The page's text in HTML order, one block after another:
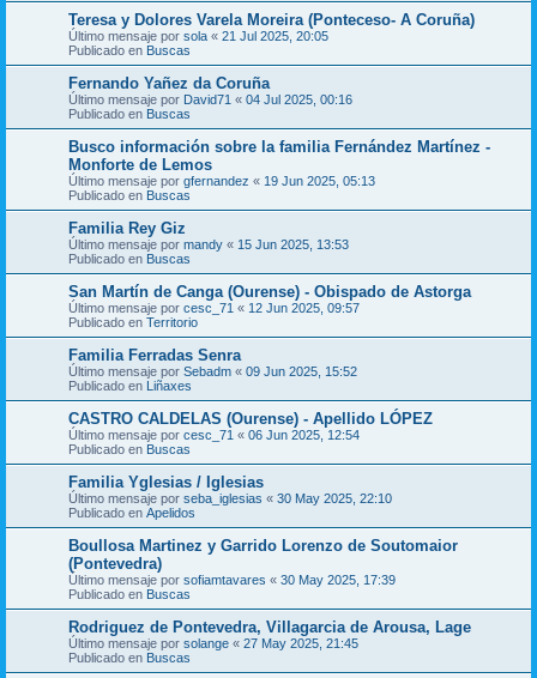
Teresa y Dolores Varela Moreira (Ponteceso- A Coruña)
Último mensaje por sola « 21 Jul 2025, 20:05
Publicado en Buscas
Fernando Yañez da Coruña
Último mensaje por David71 « 04 Jul 2025, 00:16
Publicado en Buscas
Busco información sobre la familia Fernández Martínez -
Monforte de Lemos
Último mensaje por gfernandez « 19 Jun 2025, 05:13
Publicado en Buscas
Familia Rey Giz
Último mensaje por mandy « 15 Jun 2025, 13:53
Publicado en Buscas
San Martín de Canga (Ourense) - Obispado de Astorga
Último mensaje por cesc_71 « 12 Jun 2025, 09:57
Publicado en Territorio
Familia Ferradas Senra
Último mensaje por Sebadm « 09 Jun 2025, 15:52
Publicado en Liñaxes
CASTRO CALDELAS (Ourense) - Apellido LÓPEZ
Último mensaje por cesc_71 « 06 Jun 2025, 12:54
Publicado en Buscas
Familia Yglesias / Iglesias
Último mensaje por seba_iglesias « 30 May 2025, 22:10
Publicado en Apelidos
Boullosa Martinez y Garrido Lorenzo de Soutomaior
(Pontevedra)
Último mensaje por sofiamtavares « 30 May 2025, 17:39
Publicado en Buscas
Rodriguez de Pontevedra, Villagarcia de Arousa, Lage
Último mensaje por solange « 27 May 2025, 21:45
Publicado en Buscas